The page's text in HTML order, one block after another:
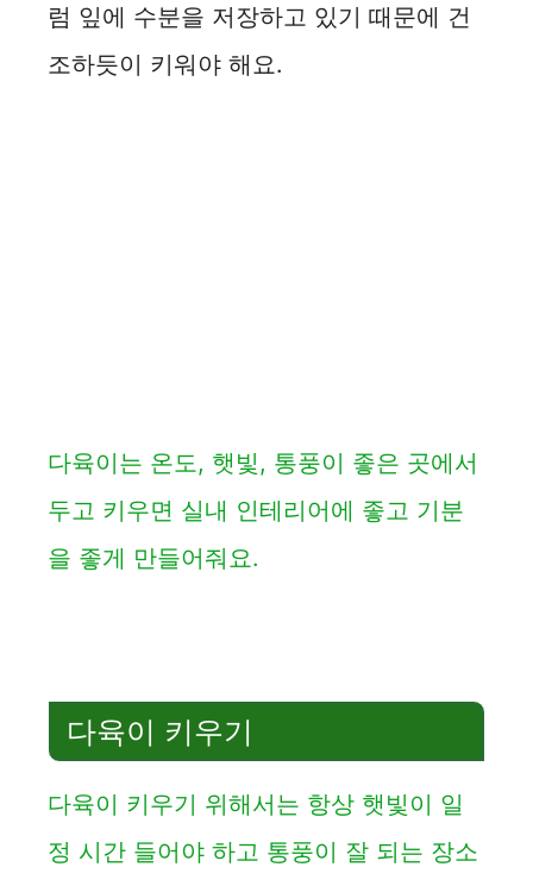
럼 잎에 수분을 저장하고 있기 때문에 건
조하듯이 키워야 해요.
다육이는 온도, 햇빛, 통풍이 좋은 곳에서
두고 키우면 실내 인테리어에 좋고 기분
을 좋게 만들어줘요.
다육이 키우기
다육이 키우기 위해서는 항상 햇빛이 일
정 시간 들어야 하고 통풍이 잘 되는 장소